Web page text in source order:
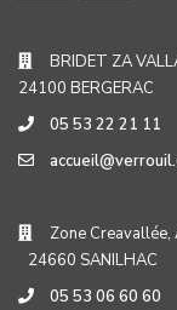
BRIDET ZA
24100 BERGERAC
05 53 22 21 11
Zone Creavallée,
24660 SANILHAC
05 53 06 60 60